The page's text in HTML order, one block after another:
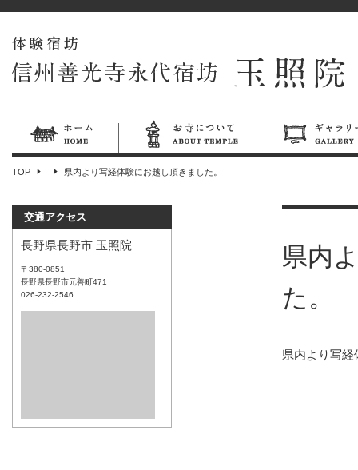
TOP 県内より写経体験にお越し頂きました。
県内
た。
県内より写
交通アクセス
長野県長野市 玉照院
〒380-0851
長野県長野市元善町471
026-232-2546